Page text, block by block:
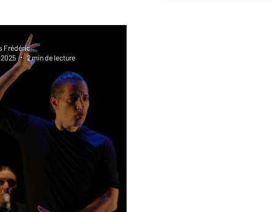
Frédéric
2 min de lecture